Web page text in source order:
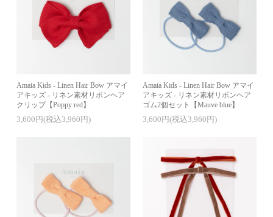
Amaia Kids - Linen Hair Bow アマイ
アキッズ - リネン素材リボンヘア
クリップ【Poppy red】
3,600円(税込3,960円)
Amaia Kids - Linen Hair Bow アマイ
アキッズ - リネン素材リボンヘア
ゴム2個セット【Mauve blue】
3,600円(税込3,960円)